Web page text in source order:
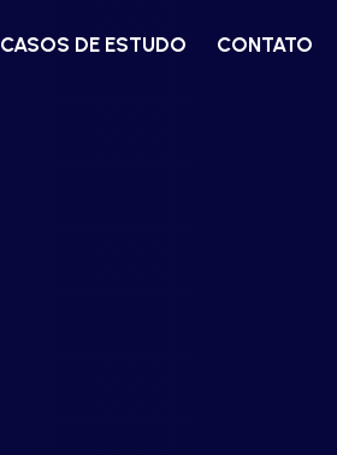
CASOS DE ESTUDO CONTATO